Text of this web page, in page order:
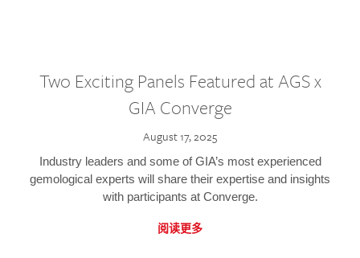
Two Exciting Panels Featured at AGS x
GIA Converge
August 17, 2025
Industry leaders and some of GIA’s most experienced
gemological experts will share their expertise and insights
with participants at Converge.
阅读更多